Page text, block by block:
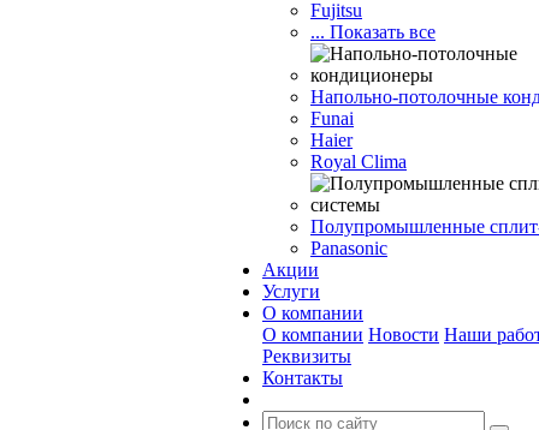
Fujitsu
... Показать все
Напольно-потолочные
Funai
Haier
Royal Clima
Полупромышленные
Panasonic
Акции
Услуги
О компании
О компании Новости Наши
Реквизиты
Контакты